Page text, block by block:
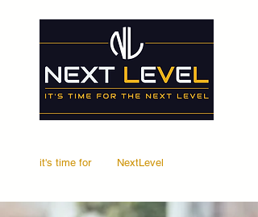
it's time for NextLevel